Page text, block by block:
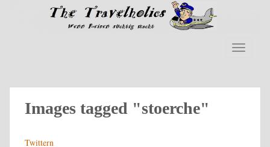
Skip to main content
Images tagged "stoerche"
Twittern